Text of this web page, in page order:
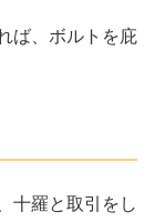
ば、ボルトを庇
十羅と取引をし